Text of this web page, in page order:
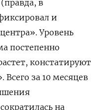
в
и
Уровень
постепенно
констатируют
за 10 месяцев
на